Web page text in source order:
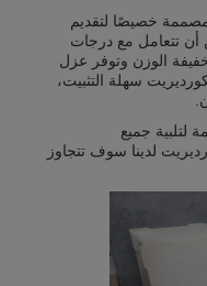
خصيصًا لتقديم
أن تتعامل مع درجات
خفيفة الوزن وتوفر عزل
سهلة التثبيت،
لتلبية جميع
لدينا سوف تتجاوز